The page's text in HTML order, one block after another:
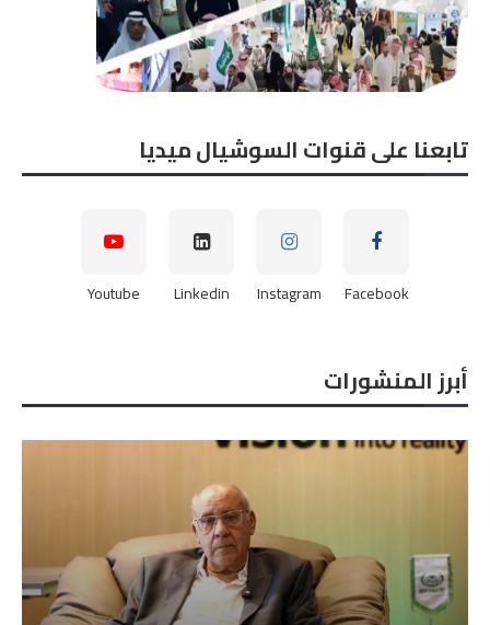
تابعنا على قنوات السوشيال ميديا
Facebook
Instagram
Linkedin
Youtube
أبرز المنشورات